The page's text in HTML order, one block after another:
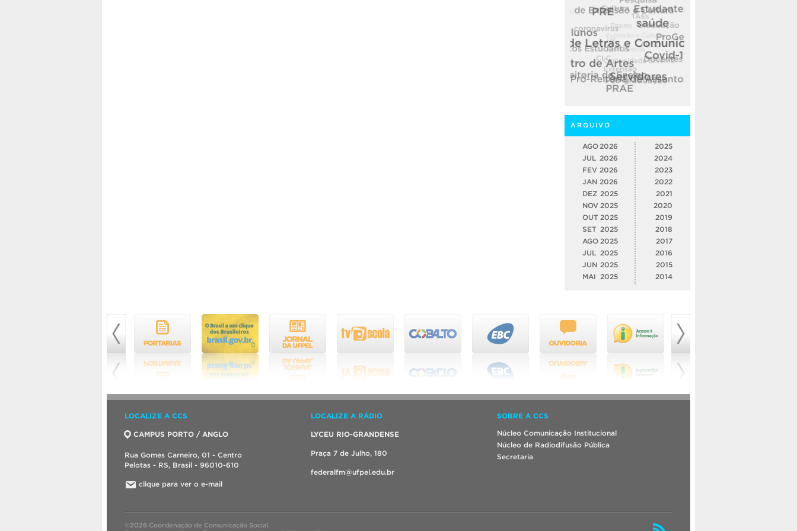
ARQUIVO
AGO 2026
JUL 2026
FEV 2026
JAN 2026
DEZ 2025
NOV 2025
OUT 2025
SET 2025
AGO 2025
JUL
2025
JUN 2025
MAI
2025
2025
2024
2023
2022
2021
2020
2019
2018
2017
2016
2015
2014
LOCALIZE A CCS
CAMPUS PORTO / ANGLO
Rua Gomes Carneiro, 01 - Centro
Pelotas - RS, Brasil - 96010-610
clique para ver o e-mail
LOCALIZE A RÁDIO
LYCEU RIO-GRANDENSE
Praça 7 de Julho, 180
federalfm@ufpel.edu.br
SOBRE A CCS
Núcleo Comunicação Institucional
Núcleo de Radiodifusão Pública
Secretaria
©2026 Coordenação de Comunicação Social.